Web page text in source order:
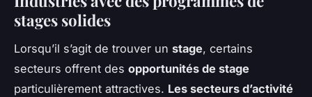
stages solides
Lorsqu’il s’agit de trouver un stage, certains
secteurs offrent des opportunités de stage
particulièrement attractives. Les secteurs d’activité